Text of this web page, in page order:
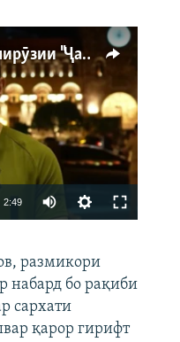
Ҳаводории арманиҳо аз пирӯзии "Ҷаллод"-и тоҷик
480p
2:49
360p
480p
размикори
набард бо рақиби
сархати
қарор гирифт